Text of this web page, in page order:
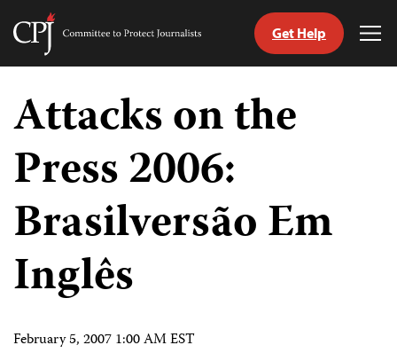
Skip
content
Committee
Journalists
Get Help
Attacks on the
Press 2006:
Brasilversão Em
Inglês
February 5, 2007 1:00 AM EST